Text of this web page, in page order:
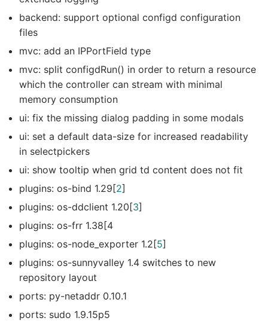
backend: support optional configd configuration
files
mvc: add an IPPortField type
mvc: split configdRun() in order to return a resource
which the controller can stream with minimal
memory consumption
ui: fix the missing dialog padding in some modals
ui: set a default data-size for increased readability
in selectpickers
ui: show tooltip when grid td content does not fit
plugins: os-bind 1.29[2]
plugins: os-ddclient 1.20[3]
plugins: os-frr 1.38[4
plugins: os-node_exporter 1.2[5]
plugins: os-sunnyvalley 1.4 switches to new
repository layout
ports: py-netaddr 0.10.1
ports: sudo 1.9.15p5